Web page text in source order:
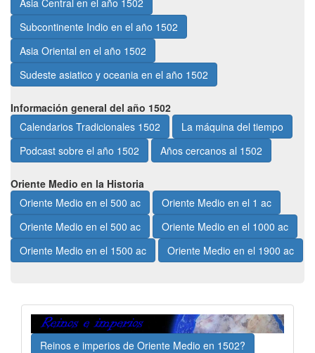
Asia Central en el año 1502
Subcontinente Indio en el año 1502
Asia Oriental en el año 1502
Sudeste asiatico y oceania en el año 1502
Información general del año 1502
Calendarios Tradicionales 1502
La máquina del tiempo
Podcast sobre el año 1502
Años cercanos al 1502
Oriente Medio en la Historia
Oriente Medio en el 500 ac
Oriente Medio en el 1 ac
Oriente Medio en el 500 ac
Oriente Medio en el 1000 ac
Oriente Medio en el 1500 ac
Oriente Medio en el 1900 ac
Reinos e imperios de Oriente Medio en 1502?